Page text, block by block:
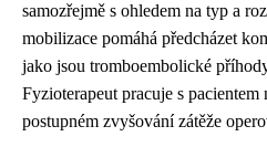
samozřejmě s ohledem na typ a
mobilizace pomáhá předcházet
jako jsou tromboembolické
Fyzioterapeut pracuje s
postupném zvyšování zátěže